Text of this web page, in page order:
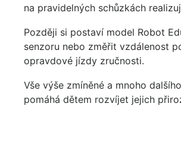
na pravidelných schůzkách
Později si postaví model Robot
senzoru nebo změřit vzdálenost
opravdové jízdy zručnosti.
Vše výše zmíněné a mnoho
pomáhá dětem rozvíjet jejich